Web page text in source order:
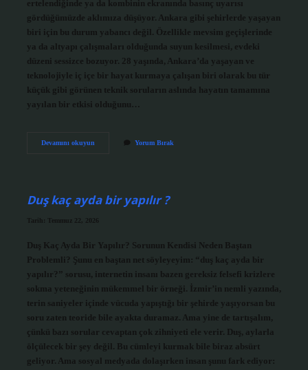
ertelendiğinde ya da kombinin ekranında basınç uyarısı
gördüğümüzde aklımıza düşüyor. Ankara gibi şehirlerde yaşayan
biri için bu durum yabancı değil. Özellikle mevsim geçişlerinde
ya da altyapı çalışmaları olduğunda suyun kesilmesi, evdeki
düzeni sessizce bozuyor. 28 yaşında, Ankara’da yaşayan ve
teknolojiyle iç içe bir hayat kurmaya çalışan biri olarak bu tür
küçük gibi görünen teknik soruların aslında hayatın tamamına
yayılan bir etkisi olduğunu…
Devamını okuyunKombi
?
Yorum Bırak
Duş kaç ayda bir yapılır ?
Tarih: Temmuz 22, 2026
Duş Kaç Ayda Bir Yapılır? Sorunun Kendisi Neden Baştan
Problemli? Şunu en baştan net söyleyeyim: “duş kaç ayda bir
yapılır?” sorusu, internetin insanı bazen gereksiz felsefi krizlere
sokma yeteneğinin mükemmel bir örneği. İzmir’in nemli yazında,
terin saniyeler içinde vücuda yapıştığı bir şehirde yaşıyorsan bu
soru zaten teoride bile ayakta duramaz. Ama yine de tartışalım,
çünkü bazı sorular cevaptan çok zihniyeti ele verir. Duş, aylarla
ölçülecek bir şey değil. Bu cümleyi kurmak bile biraz absürt
geliyor. Ama sosyal medyada dolaşırken insan şunu fark ediyor: